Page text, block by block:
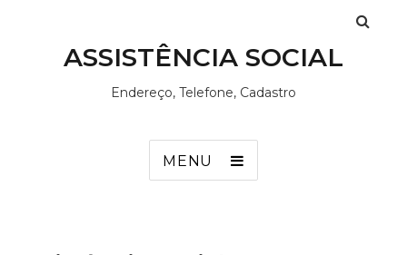
ASSISTÊNCIA SOCIAL
Endereço, Telefone, Cadastro
MENU